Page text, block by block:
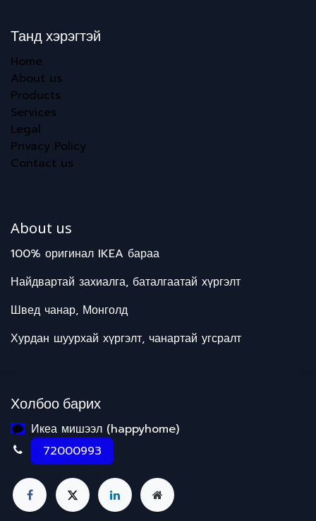
Танд хэрэгтэй
Home
About us
Products
Services
Legal
Privacy Policy
Contact us
About us
100% оригинал IKEA бараа
Найдвартай захиалга, баталгаатай хүргэлт
Швед чанар, Монголд
Хурдан шуурхай хүргэлт, чанартай угсралт
Холбоо барих
Икеа мишээл (happyhome)
72000993